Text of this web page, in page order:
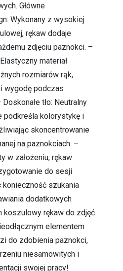
Główne
Wykonany z wysokiej
rękaw dodaje
zdjęciu paznokci. –
materiał
rozmiarów rąk,
wygodę podczas
tło: Neutralny
podkreśla kolorystykę i
skoncentrowanie
na paznokciach. –
w założeniu, rękaw
do sesji
konieczność szukania
dodatkowych
koszulowy rękaw do zdjęć
elementem
do zdobienia paznokci,
niesamowitych i
swojej pracy!